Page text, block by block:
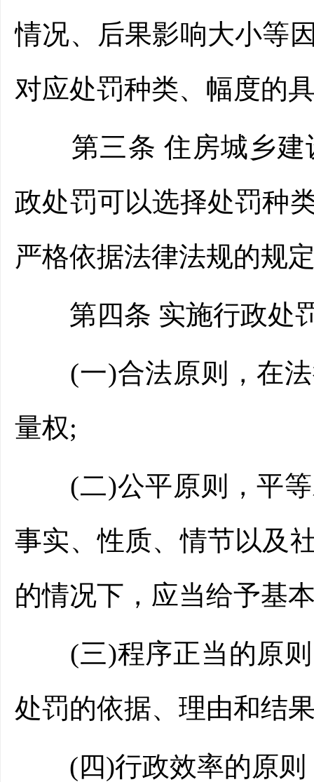
情况、后果影响大小等
对应处罚种类、幅度的
第三条 住房城乡建
政处罚可以选择处罚种
严格依据法律法规的规
第四条 实施行政处罚
(一)合法原则，在法
量权;
(二)公平原则，平等
事实、性质、情节以及
的情况下，应当给予基
(三)程序正当的原则
处罚的依据、理由和结
(四)行政效率的原则